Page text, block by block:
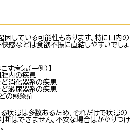
している可能性もあります。特に口内の
感などは食欲不振に直結しやすいでしょ
す病気（一例）】
腔内の疾患
ど消化器系の疾患
ど泌尿器系の疾患
の感染症
疾患は多数あるため、それだけで疾患の
断はできません。不安な場合はかかりつけ